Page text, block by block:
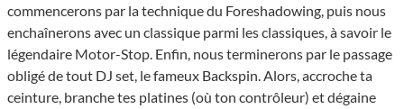
commencerons par la technique du Foreshadowing, puis nous
enchaînerons avec un classique parmi les classiques, à savoir le
légendaire Motor-Stop. Enfin, nous terminerons par le passage
obligé de tout DJ set, le fameux Backspin. Alors, accroche ta
ceinture, branche tes platines (où ton contrôleur) et dégaine